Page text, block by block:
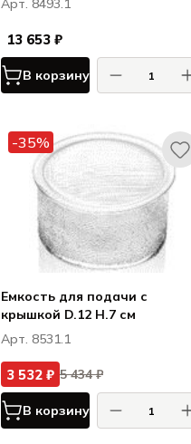
Арт. 8493.1
13 653 ₽
В корзину
-35%
Емкость для подачи с
крышкой D.12 H.7 см
Арт. 8531.1
3 532 ₽ 5 434 ₽
В корзину